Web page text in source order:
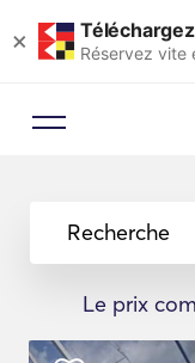
× Téléchargez
Réservez vite
Recherche
Le prix